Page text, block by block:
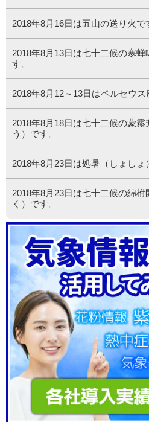
2018年8月16日は五山の送り火で
2018年8月13日は七十二候の寒
す。
2018年8月12～13日はペルセウス
2018年8月18日は七十二候の蒙霧
う）です。
2018年8月23日は処暑（しょしょ
2018年8月23日は七十二候の綿
く）です。